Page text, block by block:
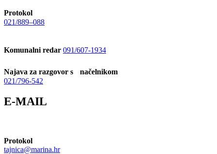
Protokol
021/889–088
Komunalni redar 091/607-1934
Najava za razgovor s načelnikom
021/796-542
E-MAIL
Protokol
tajnica@marina.hr